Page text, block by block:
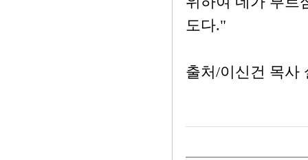
도다."
출처/이신건 목사